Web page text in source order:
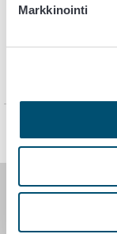
Markkinointi